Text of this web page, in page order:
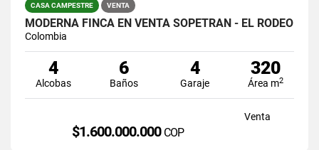
CASA CAMPESTRE VENTA
MODERNA FINCA EN VENTA SOPETRÁN - EL RODEO
Colombia
4
Alcobas
6
Baños
4
Garaje
320
Área m2
Venta
$1.600.000.000 COP